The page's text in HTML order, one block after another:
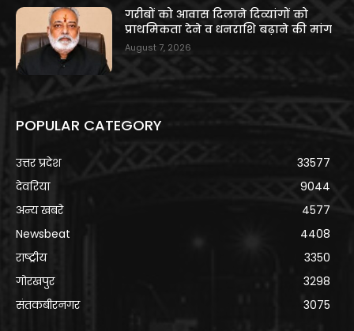
गरीबों को आवास दिलाने दिव्यांगों को
प्राथमिकता देने व धनराशि बढ़ाने की मांग
August 7, 2026
POPULAR CATEGORY
उत्तर प्रदेश
33577
देवरिया
9044
अन्य खबरे
4577
Newsbeat
4408
राष्ट्रीय
3350
गोरखपुर
3298
संतकबीरनगर
3075